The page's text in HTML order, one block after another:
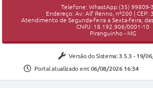
Telefone: WhastApp (35) 99809-
Endereço: Av: Alf Renno, nº200 | CEP:
Atendimento de Segunda-feira a Sexta-feira,
CNPJ: 18.192.906/0001-10
Piranguinho - MG
Versão do Sistema: 3.5.3 - 19/
Portal atualizado em: 06/08/2026 16:34